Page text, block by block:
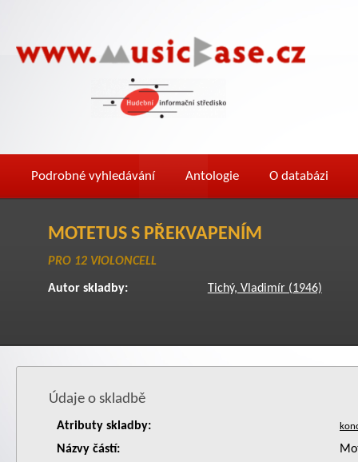
Podrobné vyhledávání Antologie O databázi
MOTETUS S PŘEKVAPENÍM
PRO 12 VIOLONCELL
Autor skladby: Tichý, Vladimír (1946)
Údaje o skladbě
Atributy skladby:
Názvy částí: